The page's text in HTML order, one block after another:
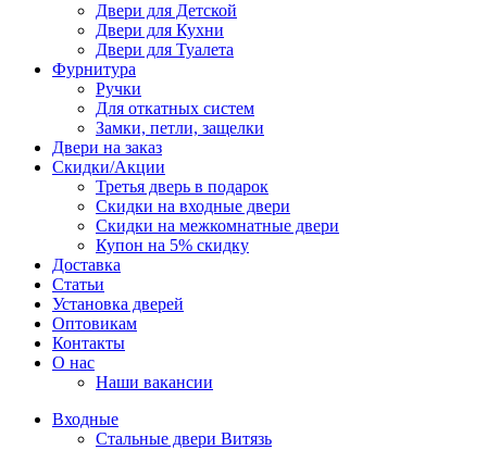
Двери для Детской
Двери для Кухни
Двери для Туалета
Фурнитура
Ручки
Для откатных систем
Замки, петли, защелки
Двери на заказ
Скидки/Акции
Третья дверь в подарок
Скидки на входные двери
Скидки на межкомнатные двери
Купон на 5% скидку
Доставка
Статьи
Установка дверей
Оптовикам
Контакты
О нас
Наши вакансии
Входные
Стальные двери Витязь